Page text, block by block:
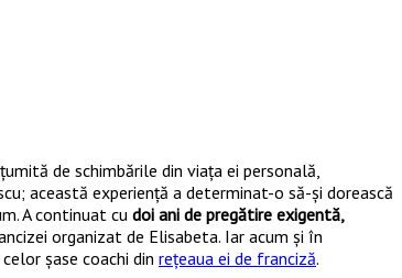
de schimbările din viața ei personală,
această experiență a determinat-o să-și dorească
A continuat cu doi ani de pregătire exigentă,
organizat de Elisabeta. Iar acum și în
șase coachi din rețeaua ei de franciză.